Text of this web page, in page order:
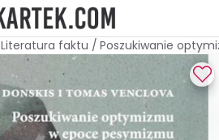
Literatura faktu / Poszukiwanie